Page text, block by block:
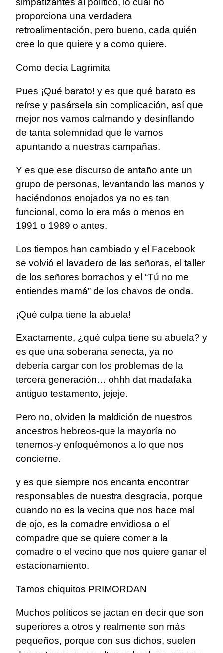
simpatizantes al político, lo cual no
proporciona una verdadera
retroalimentación, pero bueno, cada quién
cree lo que quiere y a como quiere.
Como decía Lagrimita
Pues ¡Qué barato! y es que qué barato es
reírse y pasársela sin complicación, así que
mejor nos vamos calmando y desinflando
de tanta solemnidad que le vamos
apuntando a nuestras campañas.
Y es que ese discurso de antaño ante un
grupo de personas, levantando las manos y
haciéndonos enojados ya no es tan
funcional, como lo era más o menos en
1991 o 1989 o antes.
Los tiempos han cambiado y el Facebook
se volvió el lavadero de las señoras, el taller
de los señores borrachos y el “Tú no me
entiendes mamá” de los chavos de onda.
¡Qué culpa tiene la abuela!
Exactamente, ¿qué culpa tiene su abuela? y
es que una soberana senecta, ya no
debería cargar con los problemas de la
tercera generación… ohhh dat madafaka
antiguo testamento, jejeje.
Pero no, olviden la maldición de nuestros
ancestros hebreos-que la mayoría no
tenemos-y enfoquémonos a lo que nos
concierne.
y es que siempre nos encanta encontrar
responsables de nuestra desgracia, porque
cuando no es la vecina que nos hace mal
de ojo, es la comadre envidiosa o el
compadre que se quiere comer a la
comadre o el vecino que nos quiere ganar el
estacionamiento.
Tamos chiquitos PRIMORDAN
Muchos políticos se jactan en decir que son
superiores a otros y realmente son más
pequeños, porque con sus dichos, suelen